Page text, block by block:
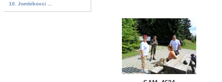
10. Jombíkovci ...